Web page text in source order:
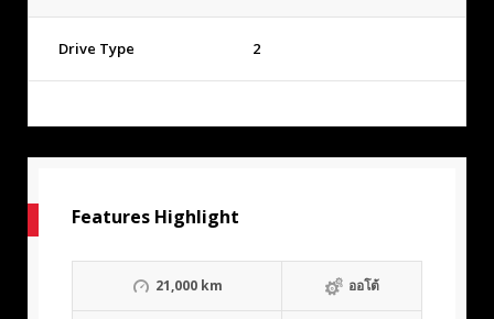
Drive Type 2
Features Highlight
21,000 km ออโต้